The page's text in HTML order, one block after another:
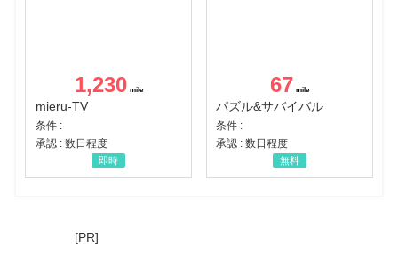
1,230
mieru-TV
条件 :
承認 : 数日程度
即時
67
パズル&サバイバル
条件 :
承認 : 数日程度
無料
[PR]